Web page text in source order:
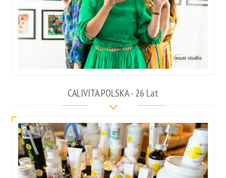
CALIVITA POLSKA - 26 Lat